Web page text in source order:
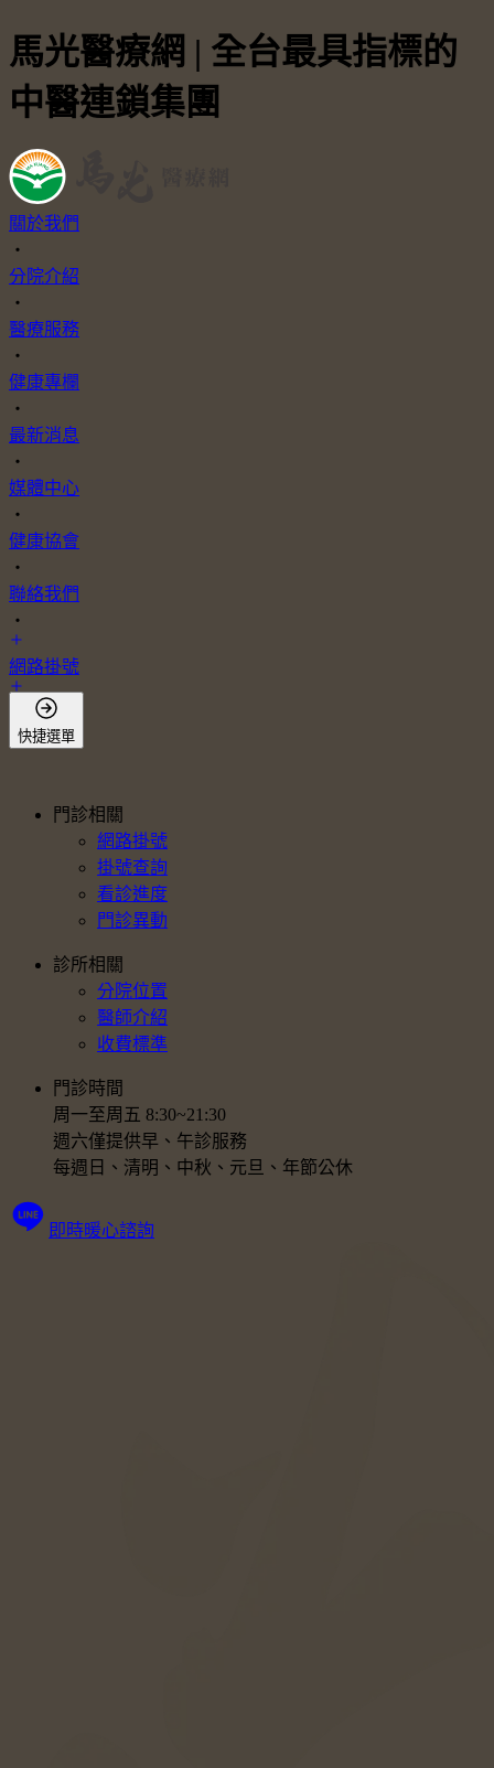
馬光醫療網 | 全台最具指標的
中醫連鎖集團
關於我們
・
分院介紹
・
醫療服務
・
健康專欄
・
最新消息
・
媒體中心
・
健康協會
・
聯絡我們
・
網路掛號
會員登入
快捷選單
門診相關
網路掛號
掛號查詢
看診進度
門診異動
診所相關
分院位置
醫師介紹
收費標準
門診時間
周一至周五 8:30~21:30
週六僅提供早、午診服務
每週日、清明、中秋、元旦、年節公休
即時暖心諮詢